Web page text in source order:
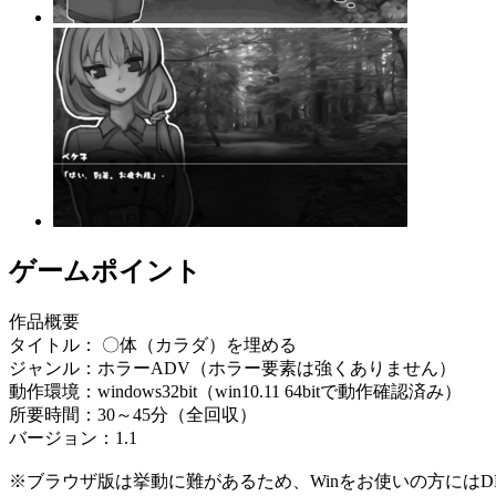
ゲームポイント
作品概要
タイトル： 〇体（カラダ）を埋める
ジャンル：ホラーADV（ホラー要素は強くありません）
動作環境：windows32bit（win10.11 64bitで動作確認済み）
所要時間：30～45分（全回収）
バージョン：1.1
※ブラウザ版は挙動に難があるため、Winをお使いの方には